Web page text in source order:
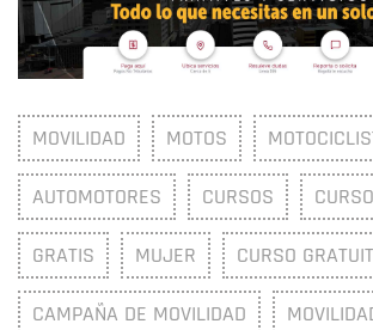
MOVILIDAD MOTOS
AUTOMOTORES CURSOS
GRATIS MUJER CURSO
CAMPAÑA DE MOVILIDAD